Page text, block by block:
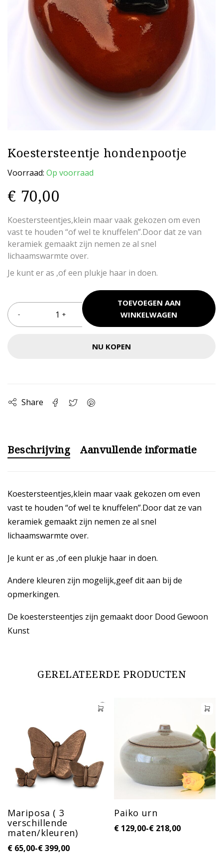
Koestersteentje hondenpootje
Voorraad: Op voorraad
€ 70,00
Koestersteentjes,klein maar vaak gekozen om even
vast te houden “of wel te knuffelen”.Door dat ze van
keramiek gemaakt zijn nemen ze al snel
lichaamswarmte over.
Je kunt er as ,of een plukje haar in doen.
TOEVOEGEN AAN
WINKELWAGEN
NU KOPEN
Share
Beschrijving Aanvullende informatie
Koestersteentjes,klein maar vaak gekozen om even
vast te houden “of wel te knuffelen”.Door dat ze van
keramiek gemaakt zijn nemen ze al snel
lichaamswarmte over.
Je kunt er as ,of een plukje haar in doen.
Andere kleuren zijn mogelijk,geef dit aan bij de
opmerkingen.
De koestersteentjes zijn gemaakt door Dood Gewoon
Kunst
GERELATEERDE PRODUCTEN
Mariposa ( 3
verschillende
maten/kleuren)
€ 65,00-€399,00
Paiko urn
€ 129,00-€ 218,00